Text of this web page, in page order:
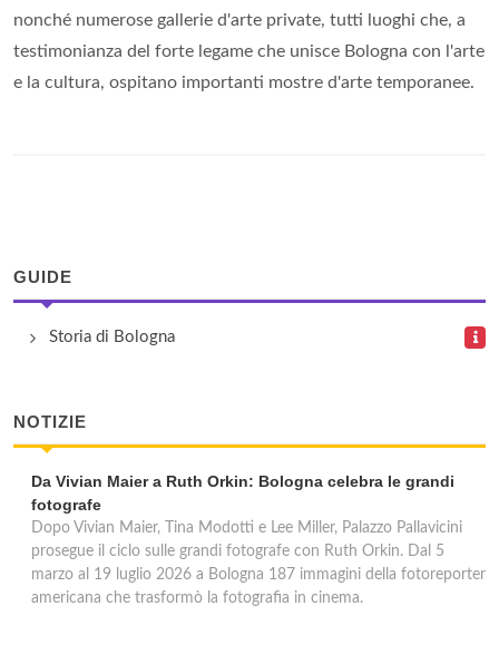
nonché numerose gallerie d'arte private, tutti luoghi che, a
testimonianza del forte legame che unisce Bologna con l'arte
e la cultura, ospitano importanti mostre d'arte temporanee.
GUIDE
Storia di Bologna
NOTIZIE
Da Vivian Maier a Ruth Orkin: Bologna celebra le grandi
fotografe
Dopo Vivian Maier, Tina Modotti e Lee Miller, Palazzo Pallavicini
prosegue il ciclo sulle grandi fotografe con Ruth Orkin. Dal 5
marzo al 19 luglio 2026 a Bologna 187 immagini della fotoreporter
americana che trasformò la fotografia in cinema.